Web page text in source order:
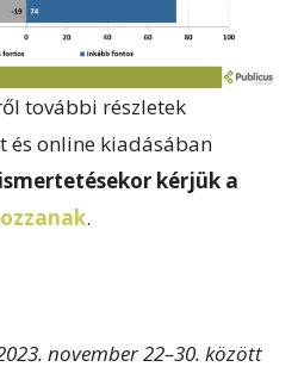
további részletek
és online kiadásában
kérjük a
.
november 22–30. között